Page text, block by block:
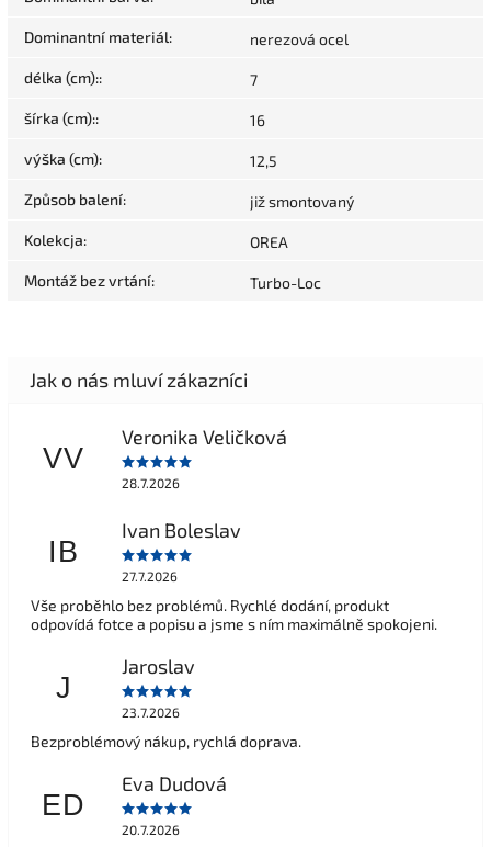
Dominantní materiál: nerezová ocel
délka (cm):: 7
šírka (cm):: 16
výška (cm): 12,5
Způsob balení: již smontovaný
Kolekcja: OREA
Montáž bez vrtání: Turbo-Loc
VV
Veronika Veličková
28.7.2026
IB
Ivan Boleslav
27.7.2026
Vše proběhlo bez problémů. Rychlé dodání, produkt
odpovídá fotce a popisu a jsme s ním maximálně spokojeni.
J
Jaroslav
23.7.2026
Bezproblémový nákup, rychlá doprava.
ED
Eva Dudová
20.7.2026